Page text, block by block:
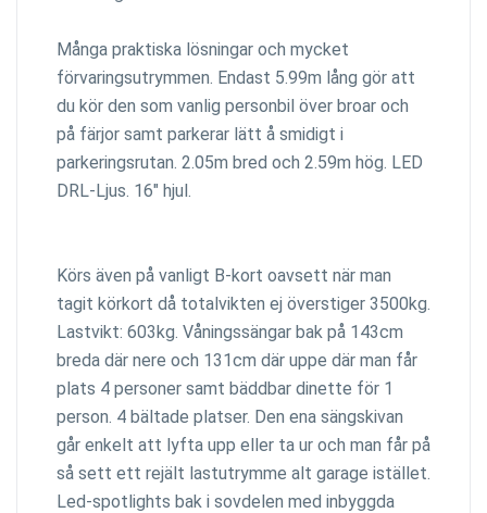
Många praktiska lösningar och mycket
förvaringsutrymmen. Endast 5.99m lång gör att
du kör den som vanlig personbil över broar och
på färjor samt parkerar lätt å smidigt i
parkeringsrutan. 2.05m bred och 2.59m hög. LED
DRL-Ljus. 16" hjul.
Körs även på vanligt B-kort oavsett när man
tagit körkort då totalvikten ej överstiger 3500kg.
Lastvikt: 603kg. Våningssängar bak på 143cm
breda där nere och 131cm där uppe där man får
plats 4 personer samt bäddbar dinette för 1
person. 4 bältade platser. Den ena sängskivan
går enkelt att lyfta upp eller ta ur och man får på
så sett ett rejält lastutrymme alt garage istället.
Led-spotlights bak i sovdelen med inbyggda